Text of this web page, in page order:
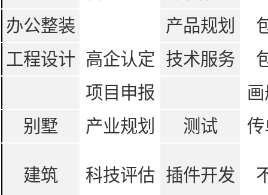
办公整装
产品规划
工程设计 高企认定 技术服务
项目申报
别墅
产业规划 测试
建筑 科技评估 插件开发